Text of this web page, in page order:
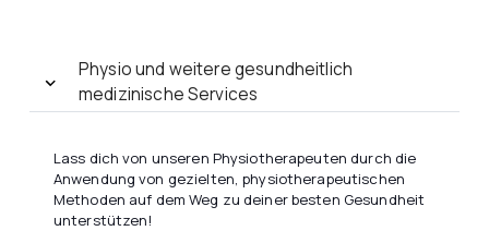
Physio und weitere gesundheitlich
medizinische Services
Lass dich von unseren Physiotherapeuten durch die
Anwendung von gezielten, physiotherapeutischen
Methoden auf dem Weg zu deiner besten Gesundheit
unterstützen!